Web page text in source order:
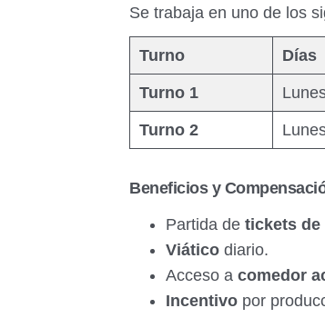
Se trabaja en uno de los
Turno Días
Turno 1
Turno 2
Beneficios y
Partida de tickets de
Viático diario.
Acceso a comedor
Incentivo por